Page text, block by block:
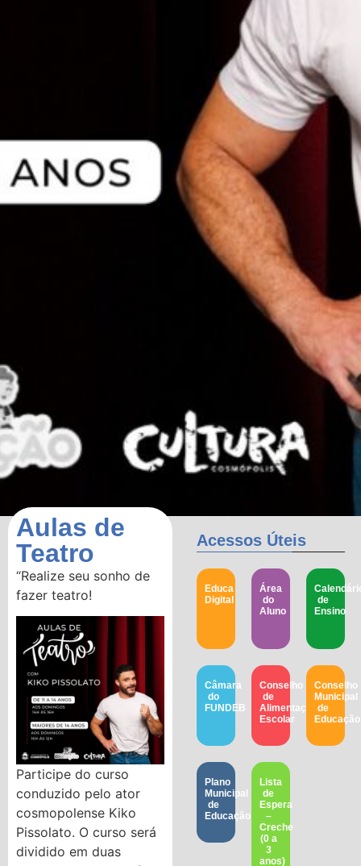
Aulas de
Teatro
“Realize seu sonho de
fazer teatro!
Participe do curso
conduzido pelo ator
cosmopolense Kiko
Pissolato. O curso será
dividido em duas
Acessos Úteis
Educa
Digital
Área
do
Aluno
de
Ensino
Câmara
do
FUNDEB
Conselho
de
Alimentação
Escolar
Conselho
Municipal
de
Educação​
Plano
Municipal
de
Educação
Lista
de
Espera
–
Creche
(0 a
3
anos)